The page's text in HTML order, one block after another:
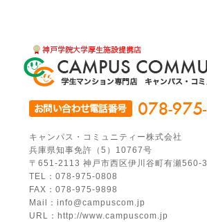
キャンパス・コミュニティー株式会社
兵庫県知事免許（5）10767号
〒651-2113 神戸市西区伊川谷町有瀬560-3
TEL：078-975-0808
FAX：078-975-9898
Mail：info@campuscom.jp
URL：http://www.campuscom.jp